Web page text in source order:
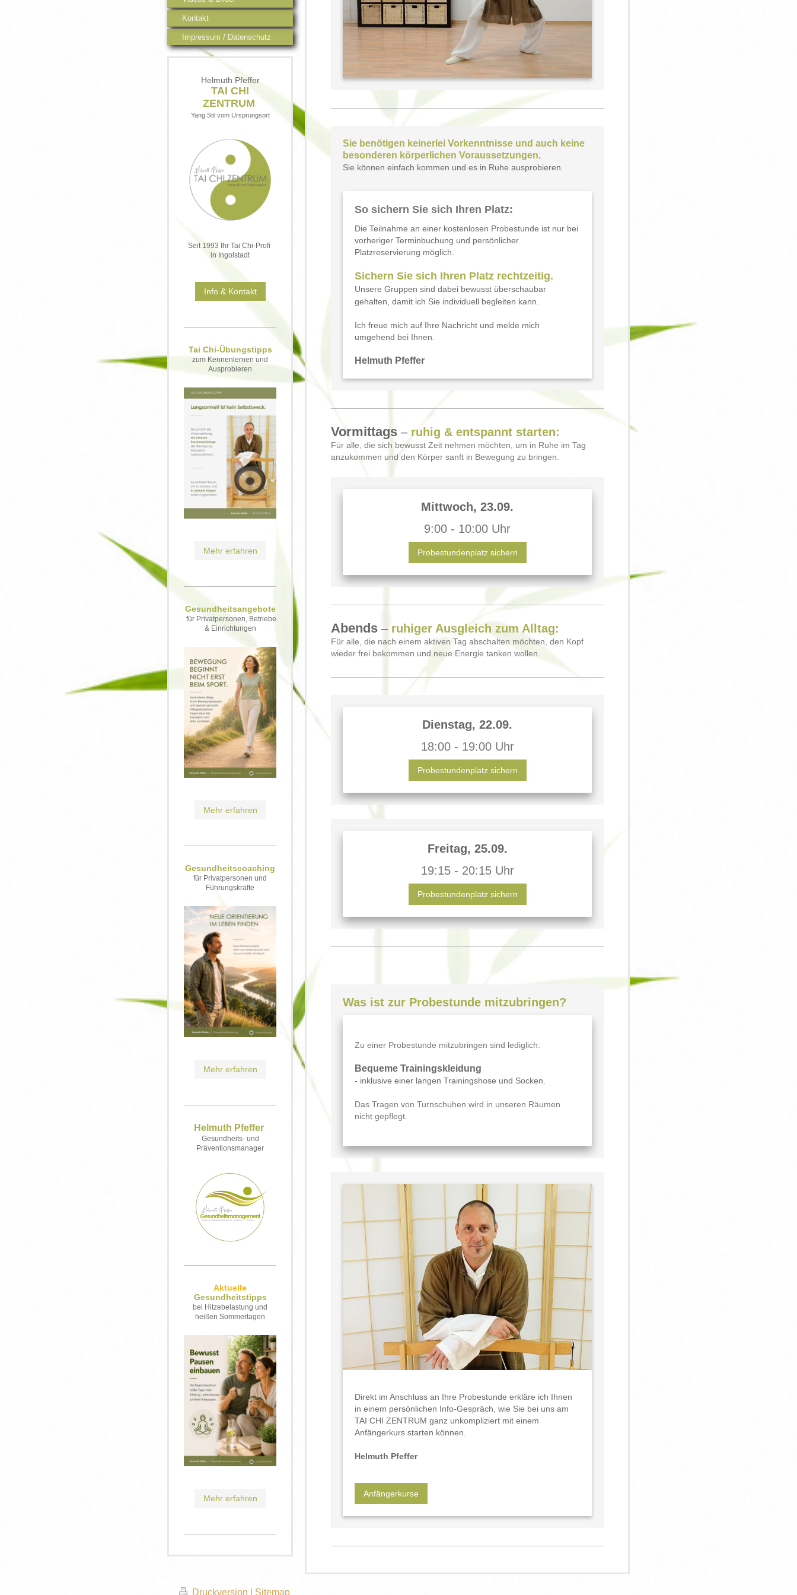
Kontakt
Impressum / Datenschutz
Helmuth Pfeffer
TAI CHI
ZENTRUM
Yang Stil vom Ursprungsort
Seit 1993 Ihr Tai Chi-Profi
in Ingolstadt
Info & Kontakt
Tai Chi-Übungstipps
zum Kennenlernen und
Ausprobieren
Mehr erfahren
Gesundheitsangebote
für Privatpersonen, Betriebe
& Einrichtungen
Mehr erfahren
Gesundheitscoaching
für Privatpersonen und
Führungskräfte
Mehr erfahren
Helmuth Pfeffer
Gesundheits- und
Präventionsmanager
Aktuelle
Gesundheitstipps
bei Hitzebelastung und
heißen Sommertagen
Mehr erfahren
Sie benötigen keinerlei Vorkenntnisse und auch keine
besonderen körperlichen Voraussetzungen.
Sie können einfach kommen und es in Ruhe ausprobieren.
So sichern Sie sich Ihren Platz:
Die Teilnahme an einer kostenlosen Probestunde ist nur bei
vorheriger Terminbuchung und persönlicher
Platzreservierung möglich.
Sichern Sie sich Ihren Platz rechtzeitig.
Unsere Gruppen sind dabei bewusst überschaubar
gehalten, damit ich Sie individuell begleiten kann.
Ich freue mich auf Ihre Nachricht und melde mich
umgehend bei Ihnen.
Helmuth Pfeffer
Vormittags – ruhig & entspannt starten:
Für alle, die sich bewusst Zeit nehmen möchten, um in Ruhe im Tag
anzukommen und den Körper sanft in Bewegung zu bringen.
Mittwoch, 23.09.
9:00 - 10:00 Uhr
Probestundenplatz sichern
Abends – ruhiger Ausgleich zum Alltag:
Für alle, die nach einem aktiven Tag abschalten möchten, den Kopf
wieder frei bekommen und neue Energie tanken wollen.
Dienstag, 22.09.
18:00 - 19:00 Uhr
Probestundenplatz sichern
Freitag, 25.09.
19:15 - 20:15 Uhr
Probestundenplatz sichern
Was ist zur Probestunde mitzubringen?
Zu einer Probestunde mitzubringen sind lediglich:
Bequeme Trainingskleidung
- inklusive einer langen Trainingshose und Socken.
Das Tragen von Turnschuhen wird in unseren Räumen
nicht gepflegt.
Direkt im Anschluss an Ihre Probestunde erkläre ich Ihnen
in einem persönlichen Info-Gespräch, wie Sie bei uns am
TAI CHI ZENTRUM ganz unkompliziert mit einem
Anfängerkurs starten können.
Helmuth Pfeffer
Anfängerkurse
Druckversion Sitemap